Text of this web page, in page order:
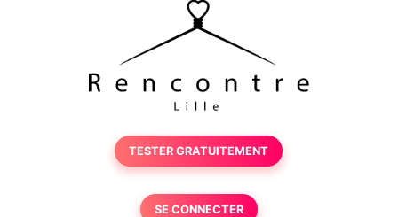
TESTER GRATUITEMENT
SE CONNECTER